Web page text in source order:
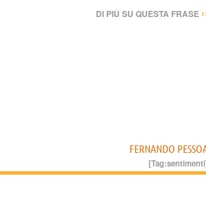
DI PIÙ SU QUESTA FRASE
FERNANDO
[Tag:sentimenti